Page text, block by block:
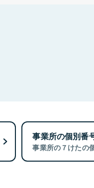
事業所の個別番
事業所の７けたの